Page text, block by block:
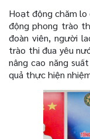
Hoạt động chăm
động phong trào
đoàn viên, người
trào thi đua yêu
nâng cao năng
quả thực hiện